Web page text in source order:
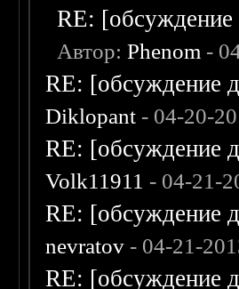
RE: [обсуждение
Автор:Phenom -
RE: [обсуждение
Diklopant - 04-20-
RE: [обсуждение
Volk11911 - 04-21-
RE: [обсуждение
nevratov - 04-21-
RE: [обсуждение